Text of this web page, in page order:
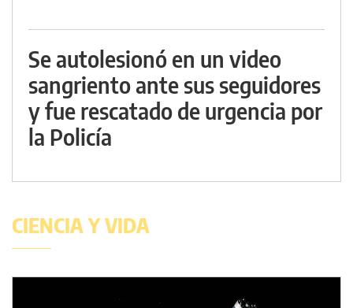
Se autolesionó en un video
sangriento ante sus seguidores
y fue rescatado de urgencia por
la Policía
CIENCIA Y VIDA